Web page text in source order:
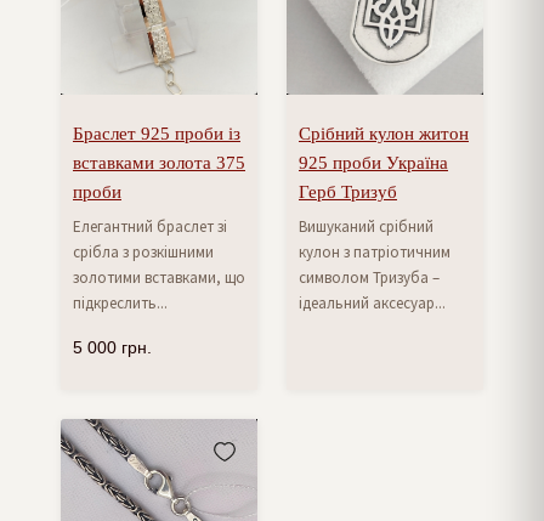
Браслет 925 проби із
вставками золота 375
проби
Елегантний браслет зі
срібла з розкішними
золотими вставками, що
підкреслить...
5 000 грн.
Срібний кулон житон
925 проби Україна
Герб Тризуб
Вишуканий срібний
кулон з патріотичним
символом Тризуба –
ідеальний аксесуар...